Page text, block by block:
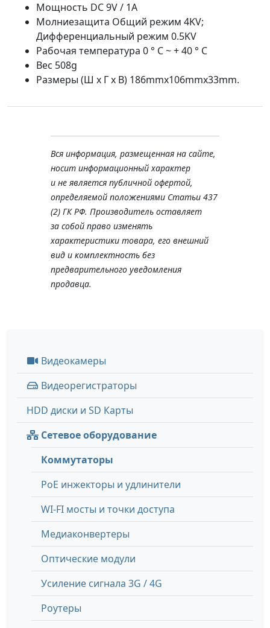
Мощность DC 9V / 1A
Молниезащита Общий режим 4KV;
Дифференциальный режим 0.5KV
Рабочая температура 0 ° С ~ + 40 ° С
Вес 508g
Размеры (Ш x Г x В) 186mmx106mmx33mm.
Вся информация, размещенная на сайте,
носит информационный характер
и не является публичной офертой,
определяемой положениями Статьи 437
(2) ГК РФ. Производитель оставляет
за собой право изменять
характеристики товара, его внешний
вид и комплектность без
предварительного уведомления
продавца.
Видеокамеры
Видеорегистраторы
HDD диски и SD Карты
Сетевое оборудование
Коммутаторы
PoE инжекторы и удлинители
WI-FI мосты и точки доступа
Медиаконвертеры
Оптические модули
Усиление сигнала 3G / 4G
Роутеры